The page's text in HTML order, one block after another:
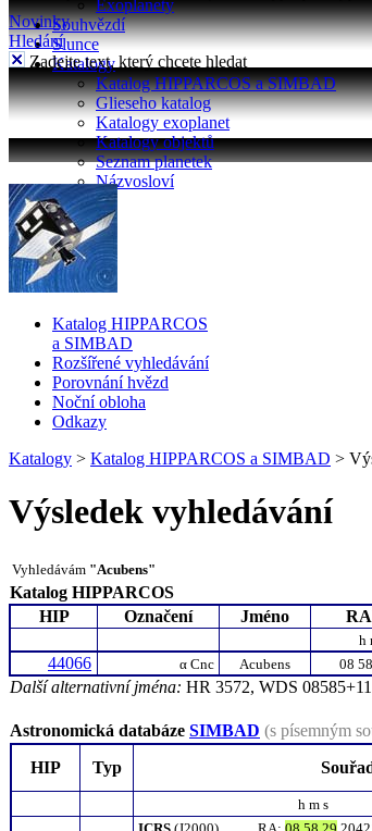
Exoplanety
Souhvězdí
Slunce
Katalogy
Katalog HIPPARCOS a SIMBAD
Glieseho katalog
Katalogy exoplanet
Katalogy objektů
Seznam planetek
Názvosloví
Novinky
Hledání
Zadejte text, který chcete hledat
Katalog HIPPARCOS
a SIMBAD
Rozšířené vyhledávání
Porovnání hvězd
Noční obloha
Odkazy
Katalogy > Katalog HIPPARCOS a SIMBAD >
Výsledek vyhledávání
Vyhledávám "Acubens"
Katalog HIPPARCOS
HIP
Označení Jméno
h
44066 α Cnc Acubens 08
Další alternativní jména: HR 3572, WDS
Astronomická databáze SIMBAD (s písemným
HIP
Typ
h m s